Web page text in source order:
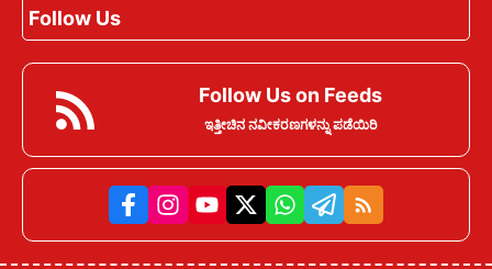
Follow Us
Follow Us on Feeds
ಇತ್ತೀಚಿನ ನವೀಕರಣಗಳನ್ನು ಪಡೆಯಿರಿ